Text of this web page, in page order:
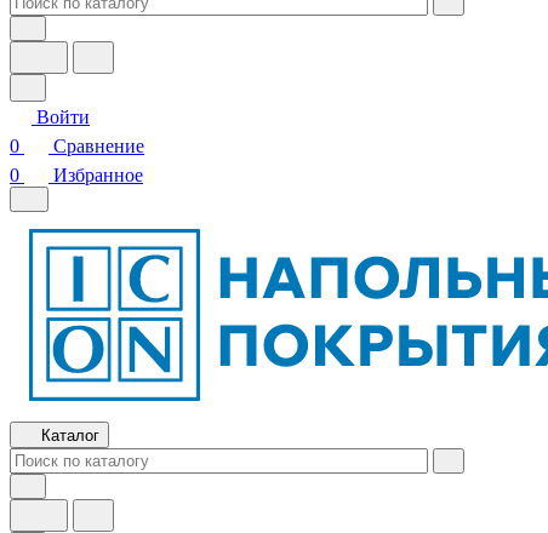
Войти
0
Сравнение
0
Избранное
Каталог